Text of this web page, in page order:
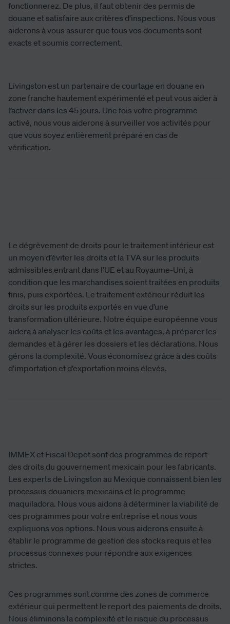
fonctionnerez. De plus, il faut obtenir des permis de
douane et satisfaire aux critères d’inspections. Nous vous
aiderons à vous assurer que tous vos documents sont
exacts et soumis correctement.
Livingston est un partenaire de courtage en douane en
zone franche hautement expérimenté et peut vous aider à
l’activer dans les 45 jours. Une fois votre programme
activé, nous vous aiderons à surveiller vos activités pour
que vous soyez entièrement préparé en cas de
vérification.
Le dégrèvement de droits pour le traitement intérieur est
un moyen d’éviter les droits et la TVA sur les produits
admissibles entrant dans l’UE et au Royaume-Uni, à
condition que les marchandises soient traitées en produits
finis, puis exportées. Le traitement extérieur réduit les
droits sur les produits exportés en vue d’une
transformation ultérieure. Notre équipe européenne vous
aidera à analyser les coûts et les avantages, à préparer les
demandes et à gérer les dossiers et les déclarations. Nous
gérons la complexité. Vous économisez grâce à des coûts
d’importation et d’exportation moins élevés.
IMMEX et Fiscal Depot sont des programmes de report
des droits du gouvernement mexicain pour les fabricants.
Les experts de Livingston au Mexique connaissent bien les
processus douaniers mexicains et le programme
maquiladora. Nous vous aidons à déterminer la viabilité de
ces programmes pour votre entreprise et nous vous
expliquons vos options. Nous vous aiderons ensuite à
établir le programme de gestion des stocks requis et les
processus connexes pour répondre aux exigences
strictes.
Ces programmes sont comme des zones de commerce
extérieur qui permettent le report des paiements de droits.
Nous éliminons la complexité et le risque du processus